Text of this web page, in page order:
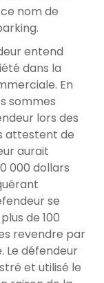
nom de
entend
dans la
En
sommes
lors des
attestent de
aurait
000 dollars
se
de 100
revendre par
Le défendeur
et utilisé le